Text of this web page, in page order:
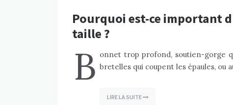
Pourquoi est-ce important
taille ?
B onnet trop profond, soutien-gorge
bretelles qui coupent les épaules, ou
LIRE LA SUITE